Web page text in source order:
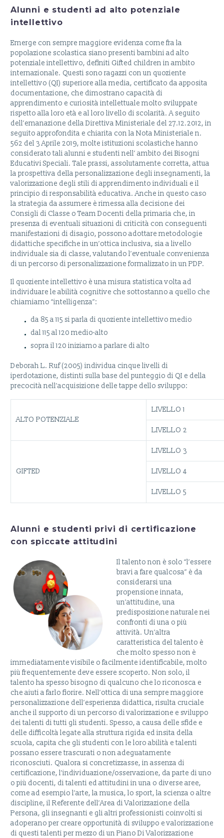
Alunni e studenti ad alto potenziale
intellettivo
Emerge con sempre maggiore evidenza come fra la
popolazione scolastica siano presenti bambini ad alto
potenziale intellettivo, definiti Gifted children in ambito
internazionale. Questi sono ragazzi con un quoziente
intellettivo (QI) superiore alla media, certificato da apposita
documentazione, che dimostrano capacità di
apprendimento e curiosità intellettuale molto sviluppate
rispetto alla loro età e al loro livello di scolarità. A seguito
dell’emanazione della Direttiva Ministeriale del 27.12.2012, in
seguito approfondita e chiarita con la Nota Ministeriale n.
562 del 3 Aprile 2019, molte istituzioni scolastiche hanno
considerato tali alunni e studenti nell’ ambito dei Bisogni
Educativi Speciali. Tale prassi, assolutamente corretta, attua
la prospettiva della personalizzazione degli insegnamenti, la
valorizzazione degli stili di apprendimento individuali e il
principio di responsabilità educativa. Anche in questo caso
la strategia da assumere è rimessa alla decisione dei
Consigli di Classe o Team Docenti della primaria che, in
presenza di eventuali situazioni di criticità con conseguenti
manifestazioni di disagio, possono adottare metodologie
didattiche specifiche in un’ottica inclusiva, sia a livello
individuale sia di classe, valutando l’eventuale convenienza
di un percorso di personalizzazione formalizzato in un PDP.
Il quoziente intellettivo è una misura statistica volta ad
individuare le abilità cognitive che sottostanno a quello che
chiamiamo “intelligenza”:
da 85 a 115 si parla di quoziente intellettivo medio
dal 115 al 120 medio-alto
sopra il 120 iniziamo a parlare di alto
Deborah L. Ruf (2005) individua cinque livelli di
iperdotazione, distinti sulla base del punteggio di QI e della
precocità nell’acquisizione delle tappe dello sviluppo:
ALTO POTENZIALE
LIVELLO 1
LIVELLO 2
GIFTED
LIVELLO 3
LIVELLO 4
LIVELLO 5
Alunni e studenti privi di certificazione
con spiccate attitudini
Il talento non è solo “l’essere
bravi a fare qualcosa” è da
considerarsi una
propensione innata,
un’attitudine, una
predisposizione naturale nei
confronti di una o più
attività. Un’altra
caratteristica del talento è
che molto spesso non è
immediatamente visibile o facilmente identificabile, molto
più frequentemente deve essere scoperto. Non solo, il
talento ha spesso bisogno di qualcuno che lo riconosca e
che aiuti a farlo fiorire. Nell’ottica di una sempre maggiore
personalizzazione dell’esperienza didattica, risulta cruciale
anche il supporto di un percorso di valorizzazione e sviluppo
dei talenti di tutti gli studenti. Spesso, a causa delle sfide e
delle difficoltà legate alla struttura rigida ed insita della
scuola, capita che gli studenti con le loro abilità e talenti
possano essere trascurati o non adeguatamente
riconosciuti. Qualora si concretizzasse, in assenza di
certificazione, l’individuazione/osservazione, da parte di uno
o più docenti, di talenti ed attitudini in una o diverse aree,
come ad esempio l’arte, la musica, lo sport, la scienza o altre
discipline, il Referente dell’Area di Valorizzazione della
Persona, gli insegnanti e gli altri professionisti coinvolti si
adoperano per creare opportunità di sviluppo e valorizzazione
di questi talenti per mezzo di un Piano Di Valorizzazione